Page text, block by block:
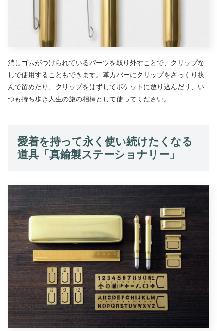
消しゴムがつけられているパーツを取り外すことで、クリップな
しで使用することもできます。革カバーにクリップをざっくり挟
んで留めたり、クリップをはずしてポケットに放り込んだり、い
つも持ち歩き人生の旅の相棒として使ってください。
愛着を持って永く使い続けたくなる
道具「真鍮製ステーショナリー」